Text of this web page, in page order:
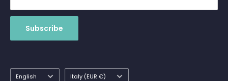
Subscribe
Language
English Country/region
Italy (EUR €)